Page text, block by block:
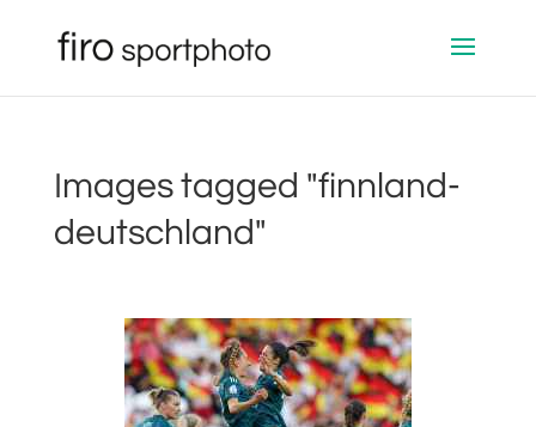
Images tagged "finnland-
deutschland"